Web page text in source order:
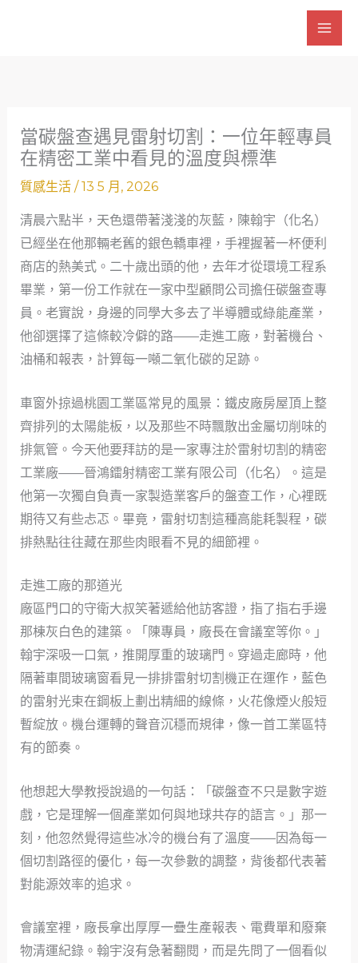
當碳盤查遇見雷射切割：一位年輕專員
在精密工業中看見的溫度與標準
質感生活/13 5 月, 2026
清晨六點半，天色還帶著淺淺的灰藍，陳翰宇（化名）
已經坐在他那輛老舊的銀色轎車裡，手裡握著一杯便利
商店的熱美式。二十歲出頭的他，去年才從環境工程系
畢業，第一份工作就在一家中型顧問公司擔任碳盤查專
員。老實說，身邊的同學大多去了半導體或綠能產業，
他卻選擇了這條較冷僻的路——走進工廠，對著機台、
油桶和報表，計算每一噸二氧化碳的足跡。
車窗外掠過桃園工業區常見的風景：鐵皮廠房屋頂上整
齊排列的太陽能板，以及那些不時飄散出金屬切削味的
排氣管。今天他要拜訪的是一家專注於雷射切割的精密
工業廠——晉鴻鐳射精密工業有限公司（化名）。這是
他第一次獨自負責一家製造業客戶的盤查工作，心裡既
期待又有些忐忑。畢竟，雷射切割這種高能耗製程，碳
排熱點往往藏在那些肉眼看不見的細節裡。
走進工廠的那道光
廠區門口的守衛大叔笑著遞給他訪客證，指了指右手邊
那棟灰白色的建築。「陳專員，廠長在會議室等你。」
翰宇深吸一口氣，推開厚重的玻璃門。穿過走廊時，他
隔著車間玻璃窗看見一排排雷射切割機正在運作，藍色
的雷射光束在鋼板上劃出精細的線條，火花像煙火般短
暫綻放。機台運轉的聲音沉穩而規律，像一首工業區特
有的節奏。
他想起大學教授說過的一句話：「碳盤查不只是數字遊
戲，它是理解一個產業如何與地球共存的語言。」那一
刻，他忽然覺得這些冰冷的機台有了溫度——因為每一
個切割路徑的優化，每一次參數的調整，背後都代表著
對能源效率的追求。
會議室裡，廠長拿出厚厚一疊生產報表、電費單和廢棄
物清運紀錄。翰宇沒有急著翻閱，而是先問了一個看似